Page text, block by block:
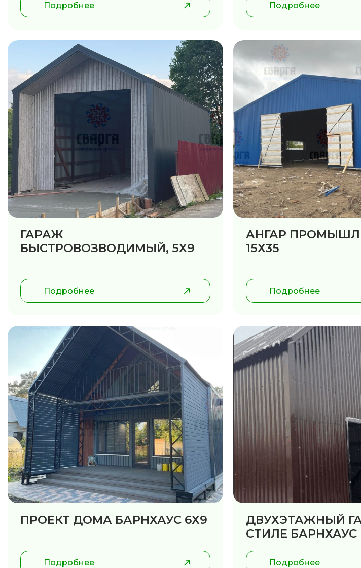
Подробнее Подробнее
ГАРАЖ
БЫСТРОВОЗВОДИМЫЙ, 5Х9
Подробнее
АНГАР
15Х35
Подробнее
ПРОЕКТ ДОМА БАРНХАУС 6Х9
Подробнее
ДВУХЭТАЖНЫЙ
СТИЛЕ БАРНХАУС
Подробнее